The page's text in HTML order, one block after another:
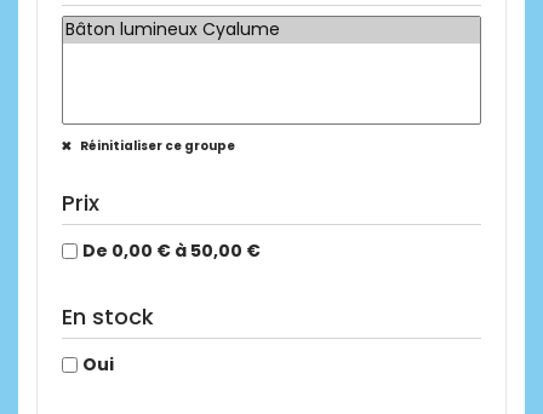
Réinitialiser ce groupe
Prix
De 0,00 € à 50,00 €
En stock
Oui